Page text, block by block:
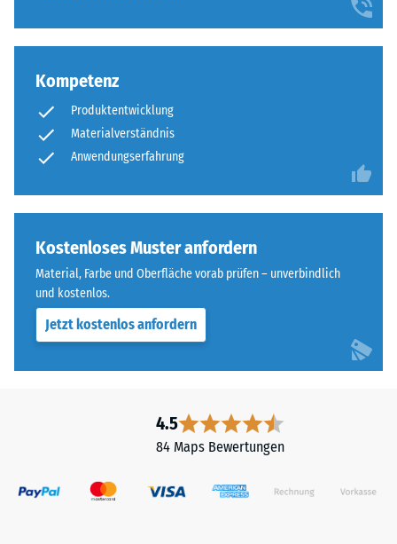
Kompetenz
Produktentwicklung
Materialverständnis
Anwendungserfahrung
Kostenloses Muster anfordern
Material, Farbe und Oberfläche vorab prüfen – unverbindlich
und kostenlos.
Jetzt kostenlos anfordern
4.5
84 Maps Bewertungen